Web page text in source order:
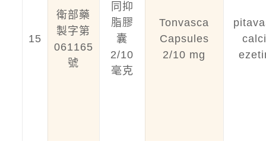
15
衛部藥
製字第
061165
號
同抑
脂膠
囊
2/10
毫克
Tonvasca
Capsules
2/10 mg